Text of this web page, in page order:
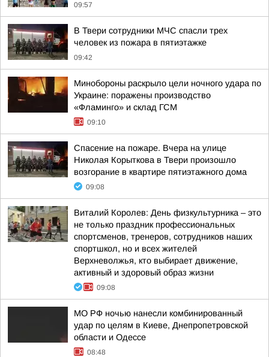
09:57
В Твери сотрудники МЧС спасли трех
человек из пожара в пятиэтажке
09:42
Минобороны раскрыло цели ночного удара по
Украине: поражены производство
«Фламинго» и склад ГСМ
09:10
Спасение на пожаре. Вчера на улице
Николая Корыткова в Твери произошло
возгорание в квартире пятиэтажного дома
09:08
Виталий Королев: День физкультурника – это
не только праздник профессиональных
спортсменов, тренеров, сотрудников наших
спортшкол, но и всех жителей
Верхневолжья, кто выбирает движение,
активный и здоровый образ жизни
09:08
МО РФ ночью нанесли комбинированный
удар по целям в Киеве, Днепропетровской
области и Одессе
08:48